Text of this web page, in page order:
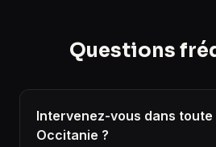
Questions
Intervenez-vous dans toute
Occitanie ?